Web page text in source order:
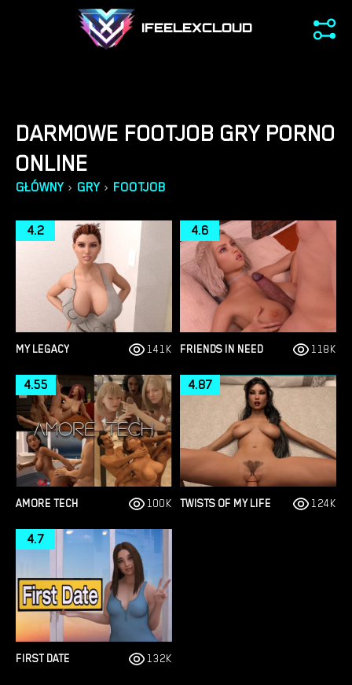
IFEELEXCLOUD
DARMOWE FOOTJOB GRY PORNO
ONLINE
GŁÓWNY › GRY › FOOTJOB
MY LEGACY
4.2
141K FRIENDS IN NEED
4.6
118K
AMORE TECH
4.55
100K TWISTS OF MY LIFE
4.87
124K
FIRST DATE
4.7
132K